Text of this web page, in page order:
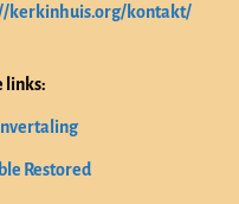
kerkinhuis.org/kontakt/
links:
Restored